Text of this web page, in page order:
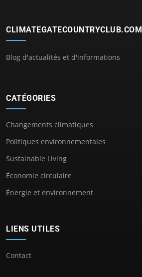
CLIMATEGATECOUNTRYCLUB.COM
Blog d'actualités et d'informations
CATÉGORIES
Changements climatiques
Politiques environnementales
Sustainable Living
Économie circulaire
Énergie et environnement
LIENS UTILES
Contact